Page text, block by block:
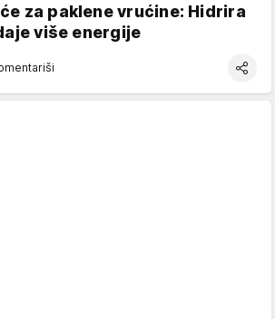
za paklene vrućine: Hidrira
više energije